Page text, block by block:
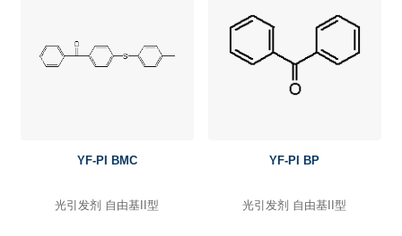
YF-PI BMC
光引发剂 自由基II型
YF-PI BP
光引发剂 自由基II型